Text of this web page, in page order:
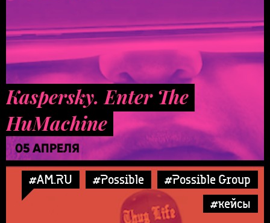
Kaspersky. Enter The
HuMachine
05 АПРЕЛЯ
#AM.RU #Possible
#Possible Group
#кейсы